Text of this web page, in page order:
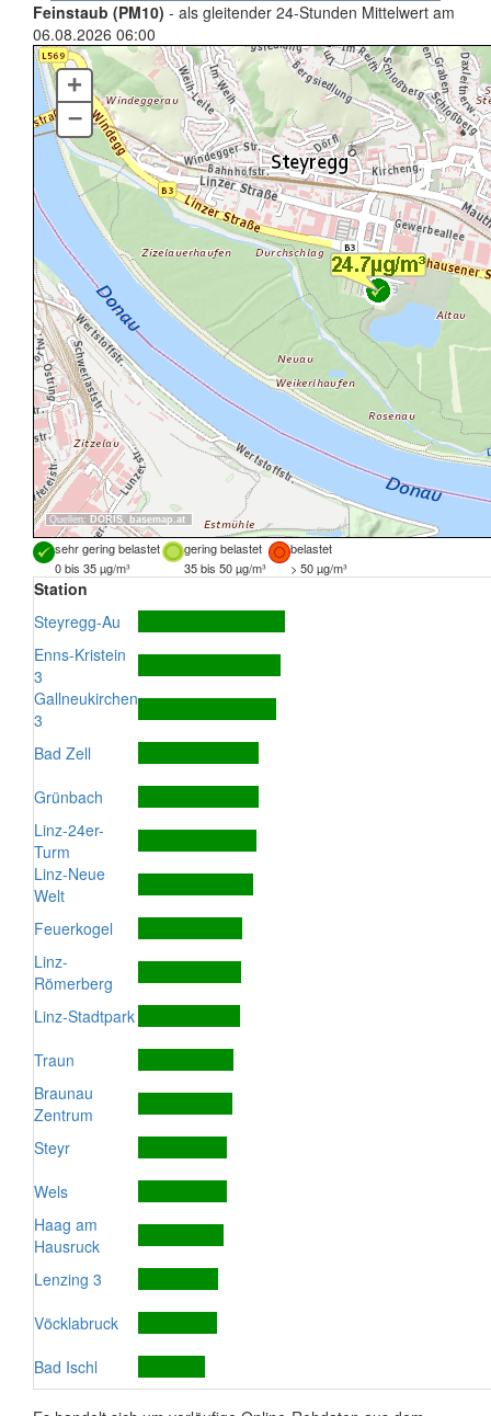
Feinstaub (PM10) - als gleitender 24-Stunden Mittelwert am
06.08.2026 06:00
Quellen: DORIS, basemap.at
+
–
sehr gering belastet gering belastet
belastet
0 bis 35 µg/m³
35 bis 50 µg/m³ > 50 µg/m³
Station
Steyregg-Au
Enns-Kristein
3
Gallneukirchen
3
Bad Zell
Grünbach
Linz-24er-
Turm
Linz-Neue
Welt
Feuerkogel
Linz-
Römerberg
Linz-Stadtpark
Traun
Braunau
Zentrum
Steyr
Wels
Haag am
Hausruck
Lenzing 3
Vöcklabruck
Bad Ischl